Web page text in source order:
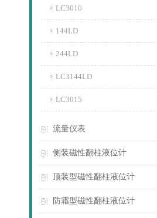
LC3010
144LD
244LD
LC3144LD
LC3015
流量仪表
侧装磁性翻柱液位计
顶装型磁性翻柱液位计
防霜型磁性翻柱液位计